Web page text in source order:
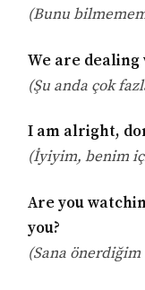
(Bunu
We are
(Şu anda çok
I am alright,
(İyiyim, benim
Are you
you?
(Sana